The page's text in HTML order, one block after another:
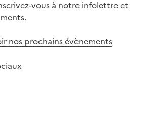
vous à notre infolettre et
nos prochains évènements